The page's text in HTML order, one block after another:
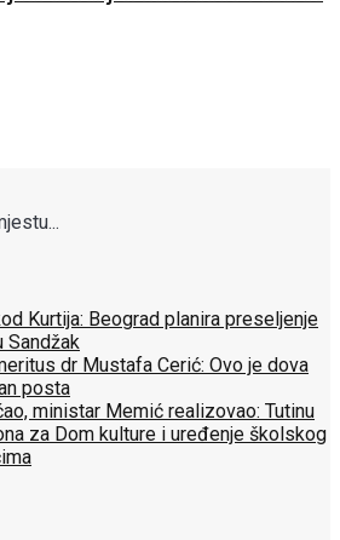
Kurtija: Beograd planira preseljenje
Sandžak
dr Mustafa Cerić: Ovo je dova
posta
ministar Memić realizovao: Tutinu
za Dom kulture i uređenje školskog